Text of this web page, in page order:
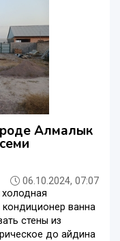
Алмалык
06.10.2024, 07:07
кондиционер ванна
стены из
до айдина